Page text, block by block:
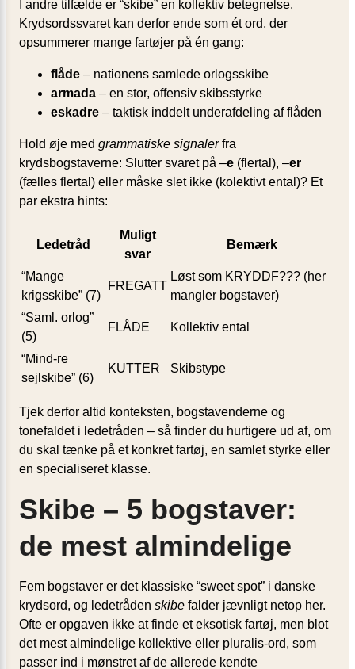
I andre tilfælde er “skibe” en kollektiv betegnelse.
Krydsordssvaret kan derfor ende som ét ord, der
opsummerer mange fartøjer på én gang:
flåde – nationens samlede orlogsskibe
armada – en stor, offensiv skibsstyrke
eskadre – taktisk inddelt underafdeling af flåden
Hold øje med grammatiske signalerfra
krydsbogstaverne: Slutter svaret på –e (flertal), –er
(fælles flertal) eller måske slet ikke (kolektivt ental)? Et
par ekstra hints:
Ledetråd
Muligt
svar
Bemærk
“Mange
krigsskibe” (7)
FREGATT
Løst som KRYDDF??? (her
mangler bogstaver)
“Saml. orlog”
(5)
FLÅDE Kollektiv ental
“Mind-re
sejlskibe” (6)
KUTTER Skibstype
Tjek derfor altid konteksten, bogstavenderne og
tonefaldet i ledetråden – så finder du hurtigere ud af, om
du skal tænke på et konkret fartøj, en samlet styrke eller
en specialiseret klasse.
Skibe – 5 bogstaver:
de mest almindelige
Fem bogstaver er det klassiske “sweet spot” i danske
krydsord, og ledetråden skibe falder jævnligt netop her.
Ofte er opgaven ikke at finde et eksotisk fartøj, men blot
det mest almindelige kollektive eller pluralis-ord, som
passer ind i mønstret af de allerede kendte